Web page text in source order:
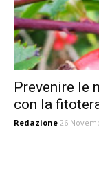
Prevenire le
con la
Redazione 26